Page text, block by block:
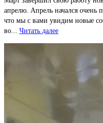
апрелю. Апрель начался очень
что мы с вами увидим новые
во... Читать далее